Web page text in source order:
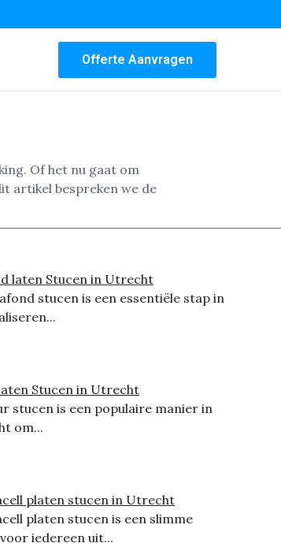
Offerte Aanvragen
Of het nu gaat om
artikel bespreken we de
laten Stucen in Utrecht
stucen is een essentiële stap in
Stucen in Utrecht
stucen is een populaire manier in
om...
platen stucen in Utrecht
platen stucen is een slimme
iedereen uit...